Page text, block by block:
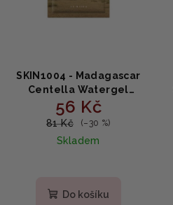
SKIN1004 - Madagascar
Centella Watergel
Sheet Ampoule Mask -
hydratační pleťová
56 Kč
81 Kč (–30 %)
Skladem
Do košíku